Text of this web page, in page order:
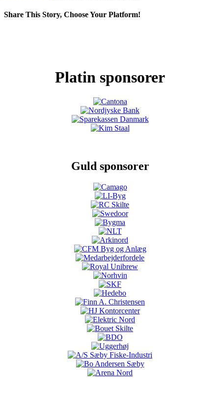
Share This Story, Choose Your Platform!
Platin sponsorer
Guld sponsorer